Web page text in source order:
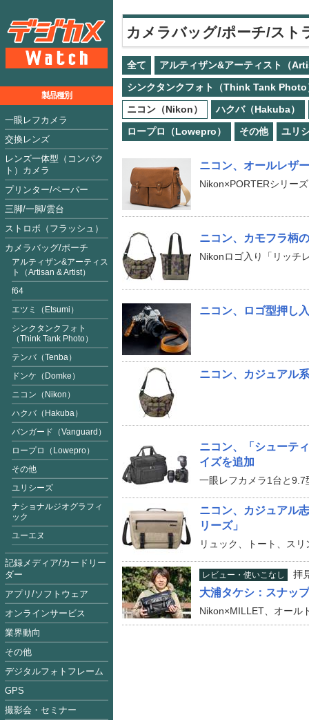
カメラバッグ/ポーチ/スト
全て
アルティザン&アーティスト（
シンクタンクフォト（Think Tank Photo
ニコン（Nikon）
ハクバ（Hakuba）
ロープロ（Lowepro）
その他 ユリ
ニコン、オールレザ
Nikon×PORTERシリー
ニコン、カモフラ柄
Nikonロゴ入り「リッチ
ニコン、ロゴ型押し
ニコン、カジュアル
ニコン、「シューテ
イズを追加
一眼レフカメラ1台と9.7
ニコン、カジュアル
リーズ」
リュック、トート、ス
レビュー・使いこなし 拝
大浦タケシ：スナッ
Nikon×MILLET、オール
製品種別
一眼レフカメラ
交換レンズ
レンズ一体型（コンパク
ト）カメラ
プリンター/ペーパー
三脚/一脚/雲台
ストロボ（フラッシュ）
カメラバッグ/ポーチ
アルティザン&アーティス
ト（Artisan & Artist）
f64
エツミ（Etsumi）
シンクタンクフォト
（Think Tank Photo）
テンバ（Tenba）
ドンケ（Domke）
ニコン（Nikon）
ハクバ（Hakuba）
バンガード（Vanguard ）
ロープロ（Lowepro）
その他
ユリシーズ
ナショナルジオグラフィ
ック
ユーエヌ
記録メディア/カードリー
ダー
アプリ/ソフトウェア
オンラインサービス
業界動向
その他
デジタルフォトフレーム
GPS
撮影会・セミナー